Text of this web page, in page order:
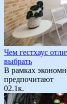
Чем гестхаус
выбрать
В рамках
предпочитают
02.1к.